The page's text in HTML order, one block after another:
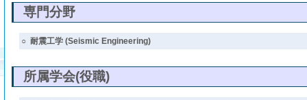
専門分野
○ 耐震工学 (Seismic Engineering)
所属学会(役職)